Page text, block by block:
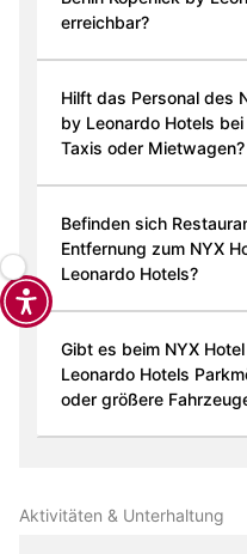
erreichbar?
Hilft das Personal des
by Leonardo Hotels
Taxis oder Mietwagen?
Befinden sich
Entfernung zum NYX
Leonardo Hotels?
Gibt es beim NYX
Leonardo Hotels
oder größere
Aktivitäten & Unterhaltung